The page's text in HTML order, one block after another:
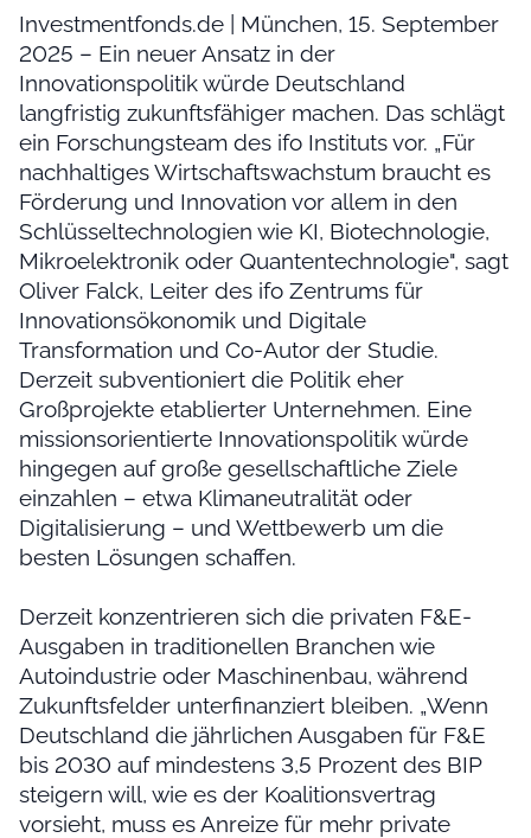
Investmentfonds.de | München, 15. September
2025 – Ein neuer Ansatz in der
Innovationspolitik würde Deutschland
langfristig zukunftsfähiger machen. Das schlägt
ein Forschungsteam des ifo Instituts vor. „Für
nachhaltiges Wirtschaftswachstum braucht es
Förderung und Innovation vor allem in den
Schlüsseltechnologien wie KI, Biotechnologie,
Mikroelektronik oder Quantentechnologie", sagt
Oliver Falck, Leiter des ifo Zentrums für
Innovationsökonomik und Digitale
Transformation und Co-Autor der Studie.
Derzeit subventioniert die Politik eher
Großprojekte etablierter Unternehmen. Eine
missionsorientierte Innovationspolitik würde
hingegen auf große gesellschaftliche Ziele
einzahlen – etwa Klimaneutralität oder
Digitalisierung – und Wettbewerb um die
besten Lösungen schaffen.
Derzeit konzentrieren sich die privaten F&E-
Ausgaben in traditionellen Branchen wie
Autoindustrie oder Maschinenbau, während
Zukunftsfelder unterfinanziert bleiben. „Wenn
Deutschland die jährlichen Ausgaben für F&E
bis 2030 auf mindestens 3,5 Prozent des BIP
steigern will, wie es der Koalitionsvertrag
vorsieht, muss es Anreize für mehr private